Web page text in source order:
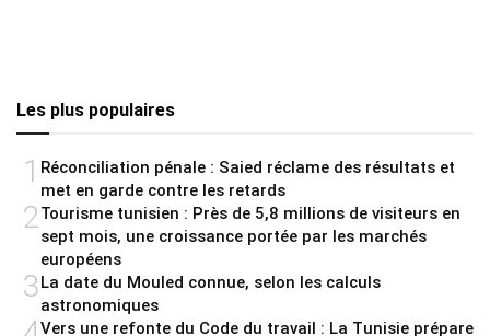
Les plus populaires
1 Réconciliation pénale : Saied réclame des résultats et
met en garde contre les retards
2Tourisme tunisien : Près de 5,8 millions de visiteurs en
sept mois, une croissance portée par les marchés
européens
3La date du Mouled connue, selon les calculs
astronomiques
Vers une refonte du Code du travail : La Tunisie prépare